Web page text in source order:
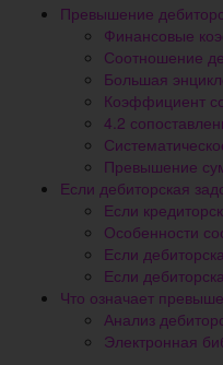
Превышение
Финансовые
Соотношение
Большая
Коэффициент
4.2
Превышение
Если дебиторская
Если
Особенности
Если
Если
Что означает
Анализ
Электронная